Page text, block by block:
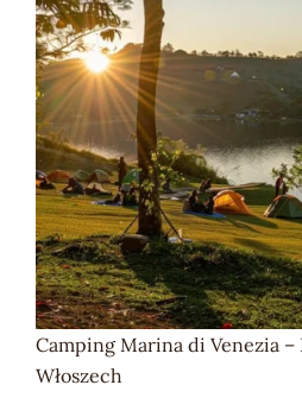
Camping Marina di Venezia
Włoszech